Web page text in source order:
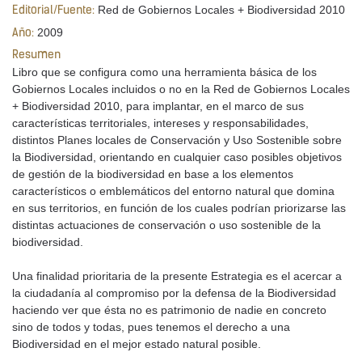
Editorial/Fuente: Red de Gobiernos Locales + Biodiversidad 2010
Año: 2009
Resumen
Libro que se configura como una herramienta básica de los
Gobiernos Locales incluidos o no en la Red de Gobiernos Locales
+ Biodiversidad 2010, para implantar, en el marco de sus
características territoriales, intereses y responsabilidades,
distintos Planes locales de Conservación y Uso Sostenible sobre
la Biodiversidad, orientando en cualquier caso posibles objetivos
de gestión de la biodiversidad en base a los elementos
característicos o emblemáticos del entorno natural que domina
en sus territorios, en función de los cuales podrían priorizarse las
distintas actuaciones de conservación o uso sostenible de la
biodiversidad.
Una finalidad prioritaria de la presente Estrategia es el acercar a
la ciudadanía al compromiso por la defensa de la Biodiversidad
haciendo ver que ésta no es patrimonio de nadie en concreto
sino de todos y todas, pues tenemos el derecho a una
Biodiversidad en el mejor estado natural posible.